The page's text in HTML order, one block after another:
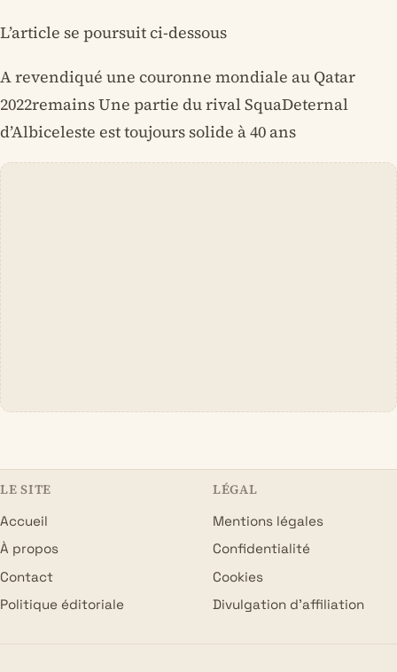
L’article se poursuit ci-dessous
A revendiqué une couronne mondiale au Qatar
2022remains Une partie du rival SquaDeternal
d’Albiceleste est toujours solide à 40 ans
LE SITE
Accueil
À propos
Contact
Politique éditoriale
LÉGAL
Mentions légales
Confidentialité
Cookies
Divulgation d’affiliation